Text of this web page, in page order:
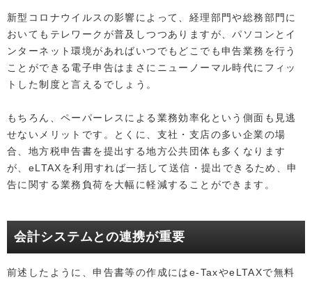
新型コロナウイルスの影響によって、経理部門や総務部門に
おいてもテレワークが普及しつつありますが、パソコンとイ
ンターネット環境があればいつでもどこでも申告業務を行う
ことができる電子申告はまさにニューノーマル時代にフィッ
トした制度と言えるでしょう。
もちろん、ペーパーレスによる業務効率化という側面も見逃
せないメリットです。とくに、支社・支店の多い企業の場
合、地方税申告書を提出する地方公共団体も多くなります
が、eLTAXを利用すれば一括して送信・提出できるため、申
告に関する業務負荷を大幅に軽減することができます。
会計システムとの連携が重要
前述したように、申告書等の作成にはe-TaxやeLTAXで無料